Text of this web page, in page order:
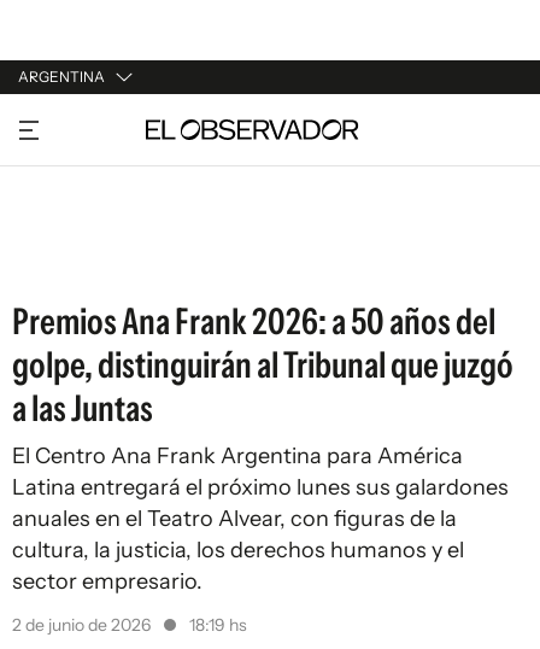
ARGENTINA
URUGUAY
ARGENTINA
Premios Ana Frank 2026: a 50 años del
golpe, distinguirán al Tribunal que juzgó
a las Juntas
El Centro Ana Frank Argentina para América
Latina entregará el próximo lunes sus galardones
anuales en el Teatro Alvear, con figuras de la
cultura, la justicia, los derechos humanos y el
sector empresario.
2 de junio de 2026 18:19 hs